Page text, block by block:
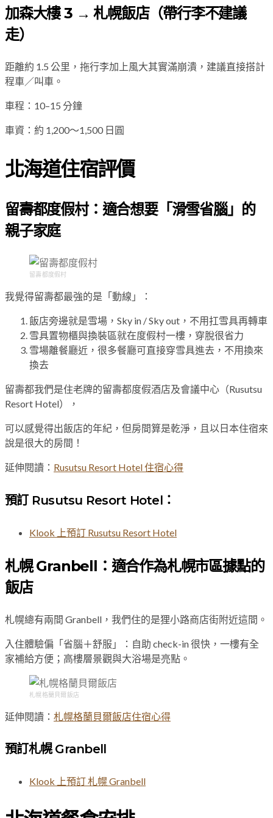
加森大樓 3 → 札幌飯店（帶行李不建議
走）
距離約 1.5 公里，拖行李加上風大其實滿崩潰，建議直接搭計
程車／叫車。
車程：10–15 分鐘
車資：約 1,200～1,500 日圓
北海道住宿評價
留壽都度假村：適合想要「滑雪省腦」的
親子家庭
留壽都度假村
我覺得留壽都最強的是「動線」：
飯店旁邊就是雪場，Sky in / Sky out，不用扛雪具再轉車
雪具置物櫃與換裝區就在度假村一樓，穿脫很省力
雪場離餐廳近，很多餐廳可直接穿雪具進去，不用換來
換去
留壽都我們是住老牌的留壽都度假酒店及會議中心（Rusutsu
Resort Hotel），
可以感覺得出飯店的年紀，但房間算是乾淨，且以日本住宿來
說是很大的房間！
延伸閱讀： Rusutsu Resort Hotel 住宿心得
預訂 Rusutsu Resort Hotel：
Klook 上預訂 Rusutsu Resort Hotel
札幌 Granbell：適合作為札幌市區據點的
飯店
札幌總有兩間 Granbell，我們住的是狸小路商店街附近這間。
入住體驗偏「省腦＋舒服」：自助 check-in 很快，一樓有全
家補給方便；高樓層景觀與大浴場是亮點。
札幌格蘭貝爾飯店
延伸閱讀： 札幌格蘭貝爾飯店住宿心得
預訂札幌 Granbell
Klook 上預訂 札幌 Granbell